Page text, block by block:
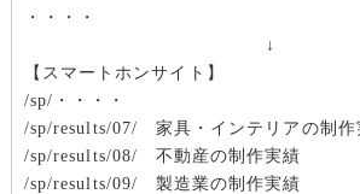
・・・・
↓
【スマートホンサイト】
/sp/・・・・
/sp/results/07/ 家具・インテリアの制作
/sp/results/08/ 不動産の制作実績
/sp/results/09/ 製造業の制作実績